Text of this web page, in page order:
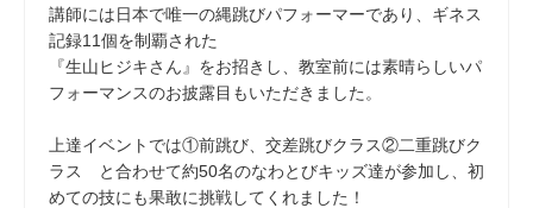
講師には日本で唯一の縄跳びパフォーマーであり、ギネス
記録11個を制覇された
『生山ヒジキさん』をお招きし、教室前には素晴らしいパ
フォーマンスのお披露目もいただきました。
上達イベントでは①前跳び、交差跳びクラス②二重跳びク
ラス と合わせて約50名のなわとびキッズ達が参加し、初
めての技にも果敢に挑戦してくれました！